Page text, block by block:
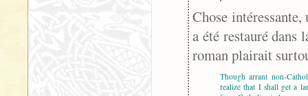
Chose
a été restauré
roman plairait
Though arrant non-
realize that I shall get a